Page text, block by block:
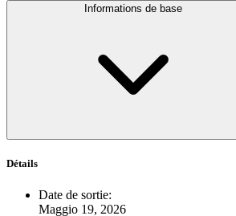
Informations de base
Détails
Date de sortie:
Maggio 19, 2026